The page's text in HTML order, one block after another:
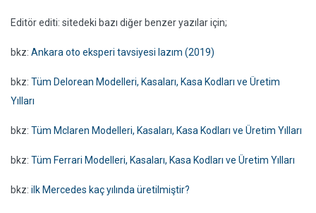
Editör editi: sitedeki bazı diğer benzer yazılar için;
bkz: Ankara oto eksperi tavsiyesi lazım (2019)
bkz: Tüm Delorean Modelleri, Kasaları, Kasa Kodları ve Üretim
Yılları
bkz: Tüm Mclaren Modelleri, Kasaları, Kasa Kodları ve Üretim Yılları
bkz: Tüm Ferrari Modelleri, Kasaları, Kasa Kodları ve Üretim Yılları
bkz: ilk Mercedes kaç yılında üretilmiştir?